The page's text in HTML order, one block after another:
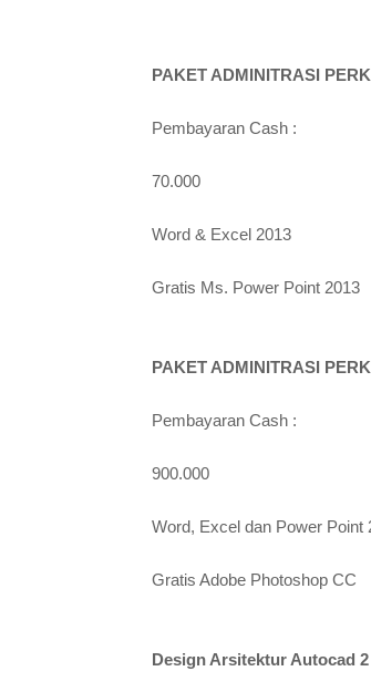
PAKET ADMINITRASI
Pembayaran Cash :
70.000
Word & Excel 2013
Gratis Ms. Power Point 2013
PAKET ADMINITRASI
Pembayaran Cash :
900.000
Word, Excel dan Power Point
Gratis Adobe Photoshop CC
Design Arsitektur Autocad